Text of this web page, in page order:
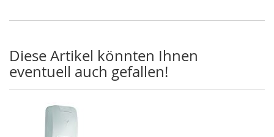
Diese Artikel könnten Ihnen
eventuell auch gefallen!